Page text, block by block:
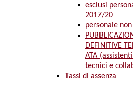
esclusi
2017/20
personale
DEFINITIVE
ATA
tecnici e
Tassi di assenza